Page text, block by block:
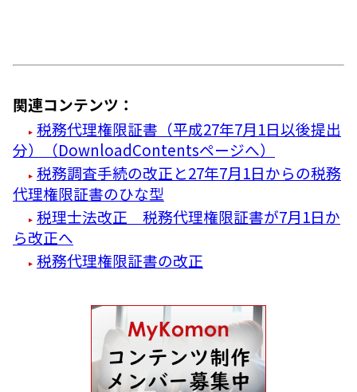
関連コンテンツ：
税務代理権限証書（平成27年7月1日以後提出
分）（DownloadContentsページへ）
税務調査手続の改正と27年7月1日からの税務
代理権限証書のひな型
税理士法改正 税務代理権限証書が7月1日か
ら改正へ
税務代理権限証書の改正